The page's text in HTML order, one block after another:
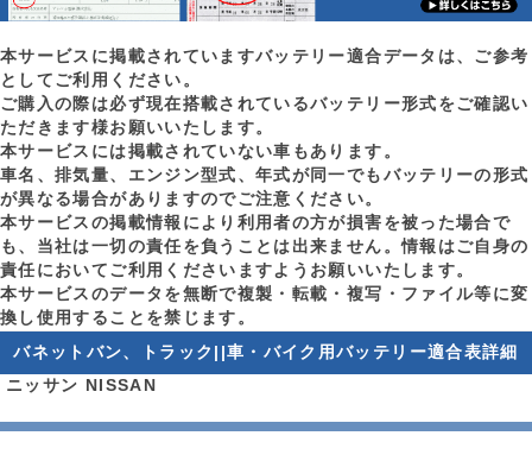
本サービスに掲載されていますバッテリー適合データは、ご参考
としてご利用ください。
ご購入の際は必ず現在搭載されているバッテリー形式をご確認い
ただきます様お願いいたします。
本サービスには掲載されていない車もあります。
車名、排気量、エンジン型式、年式が同一でもバッテリーの形式
が異なる場合がありますのでご注意ください。
本サービスの掲載情報により利用者の方が損害を被った場合で
も、当社は一切の責任を負うことは出来ません。情報はご自身の
責任においてご利用くださいますようお願いいたします。
本サービスのデータを無断で複製・転載・複写・ファイル等に変
換し使用することを禁じます。
バネットバン、トラック||車・バイク用バッテリー適合表詳細
ニッサン NISSAN